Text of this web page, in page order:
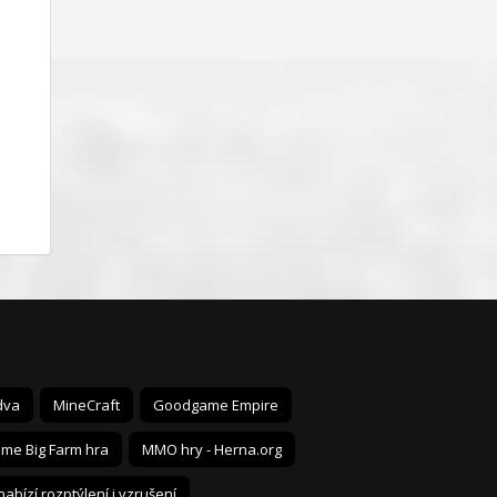
MineCraft Goodgame Empire
Big Farm hra MMO hry - Herna.org